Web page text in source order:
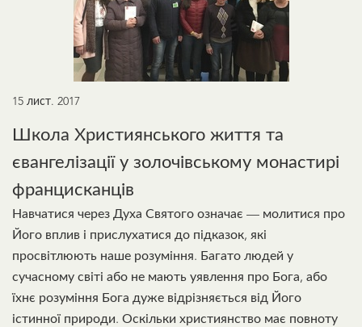
15 лист. 2017
Школа Християнського життя та
євангелізації у золочівському монастирі
францисканців
Навчатися через Духа Святого означає — молитися про
Його вплив і прислухатися до підказок, які
просвітлюють наше розуміння. Багато людей у
сучасному світі або не мають уявлення про Бога, або
їхнє розуміння Бога дуже відрізняється від Його
істинної природи. Оскільки християнство має повноту